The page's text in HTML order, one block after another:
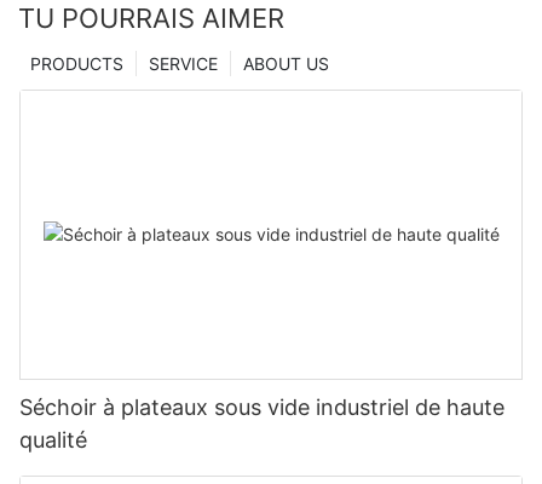
TU POURRAIS AIMER
ABOUT US
SERVICE
PRODUCTS
Séchoir à plateaux sous vide industriel de haute
qualité